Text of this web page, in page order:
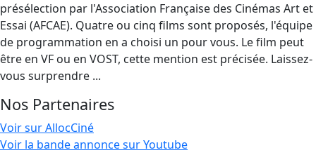
présélection par l'Association Française des Cinémas Art et
Essai (AFCAE). Quatre ou cinq films sont proposés, l'équipe
de programmation en a choisi un pour vous. Le film peut
être en VF ou en VOST, cette mention est précisée. Laissez-
vous surprendre ...
Nos Partenaires
Voir sur AllocCiné
Voir la bande annonce sur Youtube